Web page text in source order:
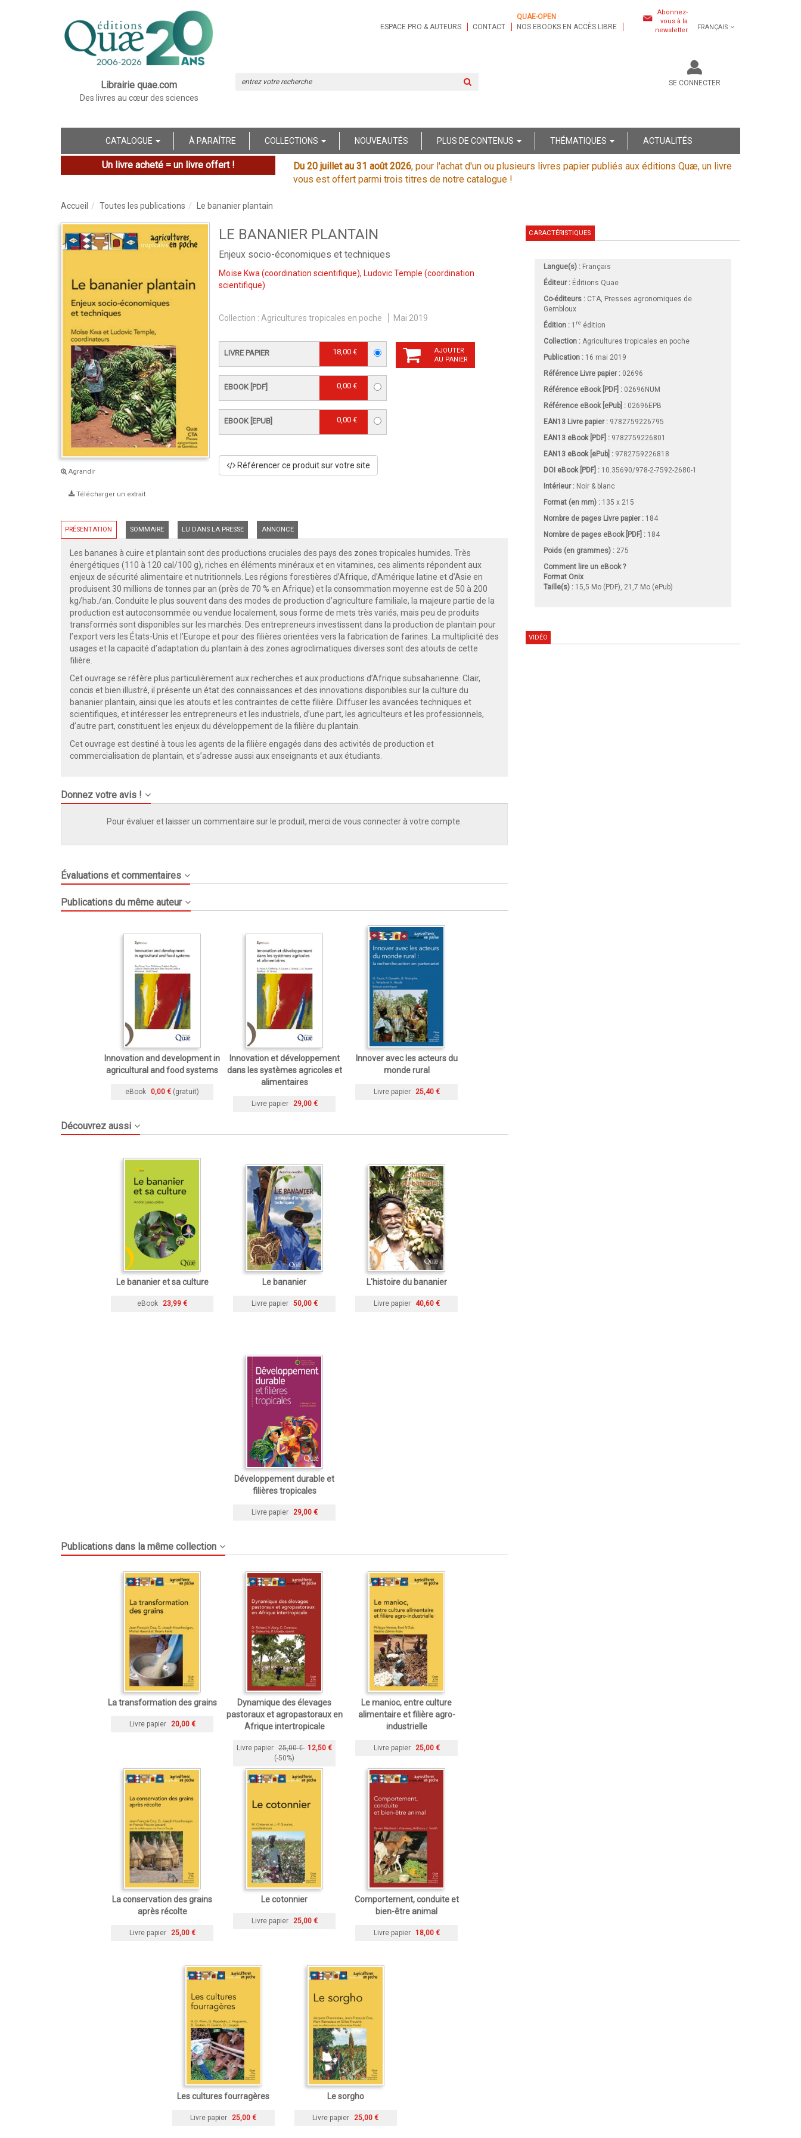
Librairie quae.com
Des livres au cœur des sciences
ESPACE PRO & AUTEURS CONTACT
QUAE-OPEN
NOS EBOOKS EN ACCÈS LIBRE
Abonnez-
vous à la
newsletter
FRANÇAIS
SE CONNECTER
CATALOGUE À PARAÎTRE COLLECTIONS NOUVEAUTÉS PLUS DE CONTENUS THÉMATIQUES ACTUALITÉS
Un livre acheté = un livre offert ! Du 20 juillet au 31 août 2026, pour l'achat d'un ou plusieurs livres papier publiés aux éditions Quæ, un livre
vous est offert parmi trois titres de notre catalogue !
Accueil Toutes les publications Le bananier plantain
Agrandir
Télécharger un extrait
LE BANANIER PLANTAIN
Enjeux socio-économiques et techniques
Moïse Kwa (coordination scientifique), Ludovic Temple (coordination
scientifique)
Collection : Agricultures tropicales en poche Mai 2019
LIVRE PAPIER 18,00 €
EBOOK [PDF] 0,00 €
EBOOK [EPUB] 0,00 €
AJOUTER
AU PANIER
Référencer ce produit sur votre site
PRÉSENTATION SOMMAIRE LU DANS LA PRESSE ANNONCE
Les bananes à cuire et plantain sont des productions cruciales des pays des zones tropicales humides. Très
énergétiques (110 à 120 cal/100 g), riches en éléments minéraux et en vitamines, ces aliments répondent aux
enjeux de sécurité alimentaire et nutritionnels. Les régions forestières d’Afrique, d’Amérique latine et d’Asie en
produisent 30 millions de tonnes par an (près de 70 % en Afrique) et la consommation moyenne est de 50 à 200
kg/hab./an. Conduite le plus souvent dans des modes de production d’agriculture familiale, la majeure partie de la
production est autoconsommée ou vendue localement, sous forme de mets très variés, mais peu de produits
transformés sont disponibles sur les marchés. Des entrepreneurs investissent dans la production de plantain pour
l’export vers les États-Unis et l’Europe et pour des filières orientées vers la fabrication de farines. La multiplicité des
usages et la capacité d’adaptation du plantain à des zones agroclimatiques diverses sont des atouts de cette
filière.
Cet ouvrage se réfère plus particulièrement aux recherches et aux productions d’Afrique subsaharienne. Clair,
concis et bien illustré, il présente un état des connaissances et des innovations disponibles sur la culture du
bananier plantain, ainsi que les atouts et les contraintes de cette filière. Diffuser les avancées techniques et
scientifiques, et intéresser les entrepreneurs et les industriels, d’une part, les agriculteurs et les professionnels,
d’autre part, constituent les enjeux du développement de la filière du plantain.
Cet ouvrage est destiné à tous les agents de la filière engagés dans des activités de production et
commercialisation de plantain, et s’adresse aussi aux enseignants et aux étudiants.
Donnez votre avis !
Pour évaluer et laisser un commentaire sur le produit, merci de vous connecter à votre compte.
Évaluations et commentaires
Publications du même auteur
Innovation and development in
agricultural and food systems
eBook 0,00 € (gratuit)
Innovation et développement
dans les systèmes agricoles et
alimentaires
Livre papier 29,00 €
Innover avec les acteurs du
monde rural
Livre papier 25,40 €
Découvrez aussi
Le bananier et sa culture
eBook 23,99 €
Le bananier
Livre papier 50,00 €
L'histoire du bananier
Livre papier 40,60 €
Développement durable et
filières tropicales
Livre papier 29,00 €
Publications dans la même collection
La transformation des grains
Livre papier 20,00 €
Dynamique des élevages
pastoraux et agropastoraux en
Afrique intertropicale
Livre papier 25,00 € 12,50 €
(-50%)
Le manioc, entre culture
alimentaire et filière agro-
industrielle
Livre papier 25,00 €
La conservation des grains
après récolte
Livre papier 25,00 €
Le cotonnier
Livre papier 25,00 €
Comportement, conduite et
bien-être animal
Livre papier 18,00 €
Les cultures fourragères
Livre papier 25,00 €
Le sorgho
Livre papier 25,00 €
CARACTÉRISTIQUES
Langue(s) : Français
Éditeur : Éditions Quae
Co-éditeurs : CTA, Presses agronomiques de
Gembloux
Édition : 1 re édition
Collection : Agricultures tropicales en poche
Publication : 16 mai 2019
Référence Livre papier : 02696
Référence eBook [PDF] : 02696NUM
Référence eBook [ePub] : 02696EPB
EAN13 Livre papier : 9782759226795
EAN13 eBook [PDF] : 9782759226801
EAN13 eBook [ePub] : 9782759226818
DOI eBook [PDF] : 10.35690/978-2-7592-2680-1
Intérieur : Noir & blanc
Format (en mm) : 135 x 215
Nombre de pages Livre papier: 184
Nombre de pages eBook [PDF] : 184
Poids (en grammes) : 275
Comment lire un eBook ?
Format Onix
Taille(s) : 15,5 Mo (PDF), 21,7 Mo (ePub)
VIDÉO